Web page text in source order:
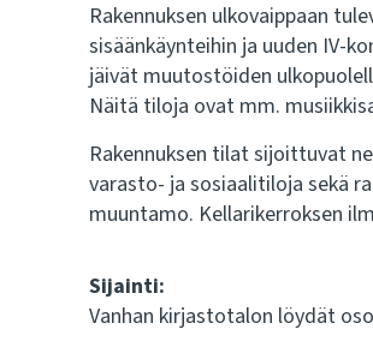
Rakennuksen ulkovaippaan
sisäänkäynteihin ja uuden IV-
jäivät muutostöiden
Näitä tiloja ovat mm.
Rakennuksen tilat sijoittuvat
varasto- ja sosiaalitiloja sekä
muuntamo. Kellarikerroksen
Sijainti:
Vanhan kirjastotalon löydät